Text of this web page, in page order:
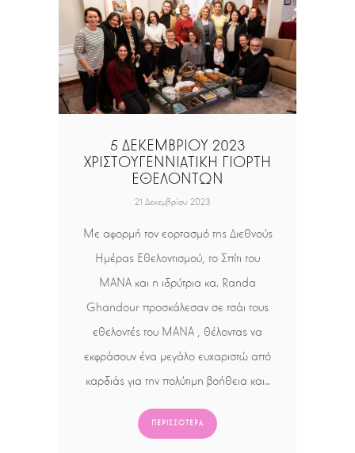
5 ΔΕΚΕΜΒΡΙΟΥ 2023
ΧΡΙΣΤΟΥΓΕΝΝΙΑΤΙΚΗ ΓΙΟΡΤΗ
ΕΘΕΛΟΝΤΩΝ
21 Δεκεμβρίου 2023
Με αφορμή τον εορτασμό της Διεθνούς
Ημέρας Εθελοντισμού, το Σπίτι του
ΜΑΝΑ και η ιδρύτρια κα. Randa
Ghandour προσκάλεσαν σε τσάι τους
εθελοντές του ΜΑΝΑ , θέλοντας να
εκφράσουν ένα μεγάλο ευχαριστώ από
καρδιάς για την πολύτιμη βοήθεια και…
ΠΕΡΙΣΣΌΤΕΡΑ